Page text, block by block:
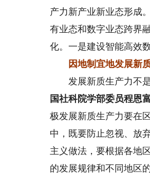
产力新产业新业态形成
有业态和数字业态跨界
化。一是建设智能高效
因地制宜地发展新质
发展新质生产力不是
国社科院学部委员程恩
极发展新质生产力要在
中，既要防止忽视、放
主义做法，要根据各地
的发展规律和不同地区